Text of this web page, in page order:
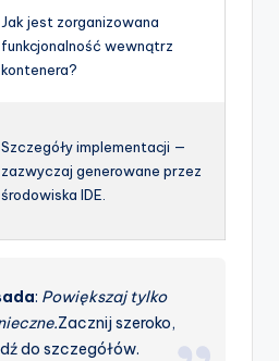
Jak jest zorganizowana
funkcjonalność wewnątrz
kontenera?
Szczegóły implementacji —
zazwyczaj generowane przez
środowiska IDE.
: Powiększaj tylko
Zacznij szeroko,
do szczegółów.